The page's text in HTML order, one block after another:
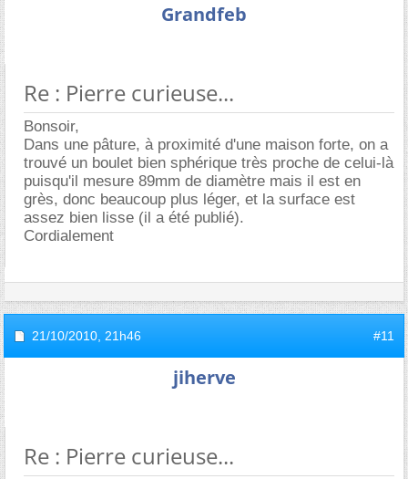
Grandfeb
Re : Pierre curieuse...
Bonsoir,
Dans une pâture, à proximité d'une maison forte, on a
trouvé un boulet bien sphérique très proche de celui-là
puisqu'il mesure 89mm de diamètre mais il est en
grès, donc beaucoup plus léger, et la surface est
assez bien lisse (il a été publié).
Cordialement
21/10/2010, 21h46 #11
jiherve
Re : Pierre curieuse...